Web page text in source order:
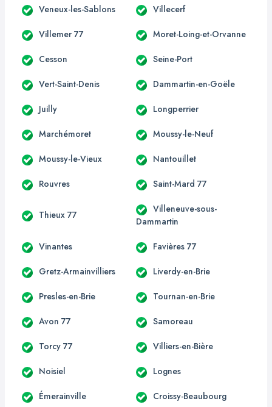
Veneux-les-Sablons Villecerf
Villemer 77 Moret-Loing-et-Orvanne
Cesson Seine-Port
Vert-Saint-Denis Dammartin-en-Goële
Juilly Longperrier
Marchémoret Moussy-le-Neuf
Moussy-le-Vieux Nantouillet
Rouvres Saint-Mard 77
Thieux 77
Villeneuve-sous-
Dammartin
Vinantes Favières 77
Gretz-Armainvilliers Liverdy-en-Brie
Presles-en-Brie Tournan-en-Brie
Avon 77 Samoreau
Torcy 77 Villiers-en-Bière
Noisiel Lognes
Émerainville Croissy-Beaubourg